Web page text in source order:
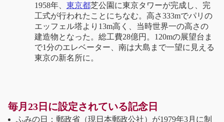
1958年、 東京都芝公園に東京タワーが完成し、完
工式が行われたことにちなむ。高さ333mでパリの
エッフェル塔より13m高く、当時世界一の高さの
建造物となった。総工費28億円。120mの展望台ま
で1分のエレベーター、南は大島まで一望に見える
東京の新名所に。
毎月23日に設定されている記念日
ふみの日：郵政省（現日本郵政公社）が1979年3月に制